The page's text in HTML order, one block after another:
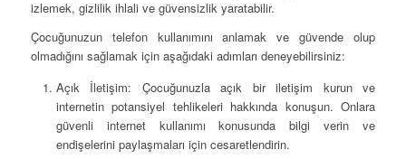
izlemek, gizlilik ihlali ve güvensizlik yaratabilir.
Çocuğunuzun telefon kullanımını anlamak ve güvende olup
olmadığını sağlamak için aşağıdaki adımları deneyebilirsiniz:
Açık İletişim: Çocuğunuzla açık bir iletişim kurun ve
internetin potansiyel tehlikeleri hakkında konuşun. Onlara
güvenli internet kullanımı konusunda bilgi verin ve
endişelerini paylaşmaları için cesaretlendirin.